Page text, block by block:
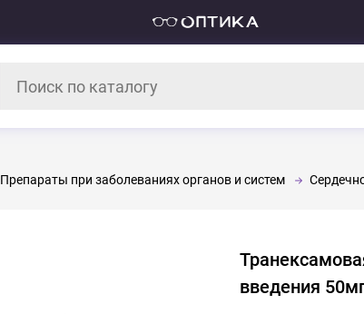
Препараты при заболеваниях органов и систем
введения